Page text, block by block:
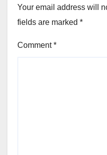
Your email address will
fields are marked *
Comment*